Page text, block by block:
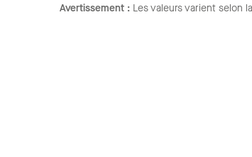
Avertissement : Les valeurs varient selon